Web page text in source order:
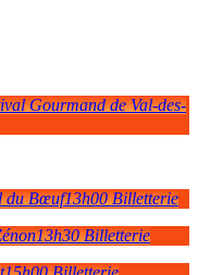
Gourmand de Val-des-
du Bœuf13h00 Billetterie
13h30 Billetterie